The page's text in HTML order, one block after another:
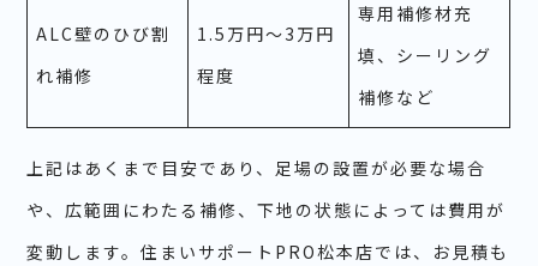
ALC壁のひび割
れ補修
1.5万円～3万円
程度
専用補修材充
填、シーリング
補修など
上記はあくまで目安であり、足場の設置が必要な場合
や、広範囲にわたる補修、下地の状態によっては費用が
変動します。住まいサポートPRO松本店では、お見積も